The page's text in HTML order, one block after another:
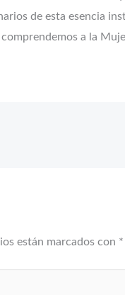
de esta esencia
a la
están marcados con *